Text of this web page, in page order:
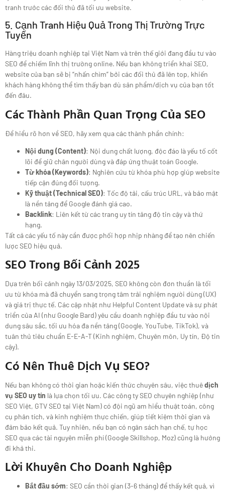
tranh trước các đối thủ đã tối ưu website.
5. Cạnh Tranh Hiệu Quả Trong Thị Trường Trực
Tuyến
Hàng triệu doanh nghiệp tại Việt Nam và trên thế giới đang đầu tư vào
SEO để chiếm lĩnh thị trường online. Nếu bạn không triển khai SEO,
website của bạn sẽ bị “nhấn chìm” bởi các đối thủ đã lên top, khiến
khách hàng không thể tìm thấy bạn dù sản phẩm/dịch vụ của bạn tốt
đến đâu.
Các Thành Phần Quan Trọng Của SEO
Để hiểu rõ hơn về SEO, hãy xem qua các thành phần chính:
Nội dung (Content): Nội dung chất lượng, độc đáo là yếu tố cốt
lõi để giữ chân người dùng và đáp ứng thuật toán Google.
Từ khóa (Keywords): Nghiên cứu từ khóa phù hợp giúp website
tiếp cận đúng đối tượng.
Kỹ thuật (Technical SEO): Tốc độ tải, cấu trúc URL, và bảo mật
là nền tảng để Google đánh giá cao.
Backlink: Liên kết từ các trang uy tín tăng độ tin cậy và thứ
hạng.
Tất cả các yếu tố này cần được phối hợp nhịp nhàng để tạo nên chiến
lược SEO hiệu quả.
SEO Trong Bối Cảnh 2025
Dựa trên bối cảnh ngày 13/03/2025, SEO không còn đơn thuần là tối
ưu từ khóa mà đã chuyển sang trọng tâm trải nghiệm người dùng (UX)
và giá trị thực tế. Các cập nhật như Helpful Content Update và sự phát
triển của AI (như Google Bard) yêu cầu doanh nghiệp đầu tư vào nội
dung sâu sắc, tối ưu hóa đa nền tảng (Google, YouTube, TikTok), và
tuân thủ tiêu chuẩn E-E-A-T (Kinh nghiệm, Chuyên môn, Uy tín, Độ tin
cậy).
Có Nên Thuê Dịch Vụ SEO?
Nếu bạn không có thời gian hoặc kiến thức chuyên sâu, việc thuêdịch
vụ SEO uy tín là lựa chọn tối ưu. Các công ty SEO chuyên nghiệp (như
SEO Việt, GTV SEO tại Việt Nam) có đội ngũ am hiểu thuật toán, công
cụ phân tích, và kinh nghiệm thực chiến, giúp tiết kiệm thời gian và
đảm bảo kết quả. Tuy nhiên, nếu bạn có ngân sách hạn chế, tự học
SEO qua các tài nguyên miễn phí (Google Skillshop, Moz) cũng là hướng
đi khả thi.
Lời Khuyên Cho Doanh Nghiệp
Bắt đầu sớm: SEO cần thời gian (3-6 tháng) để thấy kết quả, vì